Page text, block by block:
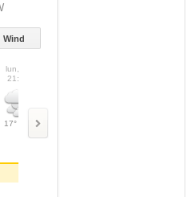
Wind
lun, 10
21:00
17°